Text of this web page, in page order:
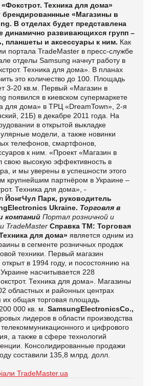
Техника для дома»
брендированнные «Магазины в
В отделах будет представлена
динамично развивающихся групп –
планшеты и аксессуары к ним. Как
портала TradeMaster в пресс-службе
отделы Samsung начнут работу в
Техника для дома». В планах
это количество до 100. Площадь
3-20 кв.м. Первый «Магазин в
появился в киевском супермаркете
для дома» в ТРЦ «DreamTown», 2-я
21Б) в декабре 2011 года. На
в открытой выкладке
модели, а также новинки
телефонов, смартфонов,
к ним. «Проект «Магазин в
свою высокую эффективность в
и мы уверены в успешности этого
крупнейшим партнёром в Украине –
Техника для дома», -
ЙонгЧул Парк, руководитель
Ukraine. Торговля в
компаний Портал розничной и
TradeMaster Справка ТМ: Торговая
для дома» является одним из
в сегменте розничных продаж
техники. Первый магазин
в 1994 году, и посостоянию на
насчитывается 228
Техника для дома». Магазины
областных и районных центрах
их общая торговая площадь
000 кв. м. SamsungElectronicsCo.,
лидеров в области производства
и цифрового
а также в сфере технологий
Консолидированные продажи
составили 135,8 млрд. долл.
TradeMaster.ua